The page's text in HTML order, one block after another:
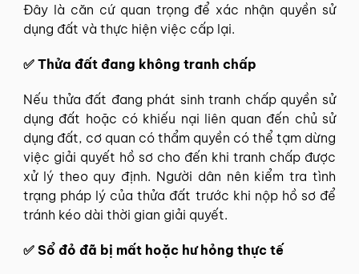
Đây là căn cứ quan trọng để xác nhận quyền sử
dụng đất và thực hiện việc cấp lại.
✅ Thửa đất đang không tranh chấp
Nếu thửa đất đang phát sinh tranh chấp quyền sử
dụng đất hoặc có khiếu nại liên quan đến chủ sử
dụng đất, cơ quan có thẩm quyền có thể tạm dừng
việc giải quyết hồ sơ cho đến khi tranh chấp được
xử lý theo quy định. Người dân nên kiểm tra tình
trạng pháp lý của thửa đất trước khi nộp hồ sơ để
tránh kéo dài thời gian giải quyết.
✅ Sổ đỏ đã bị mất hoặc hư hỏng thực tế